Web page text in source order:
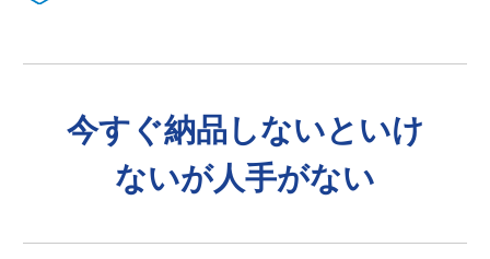
今すぐ納品しないといけ
ないが人手がない